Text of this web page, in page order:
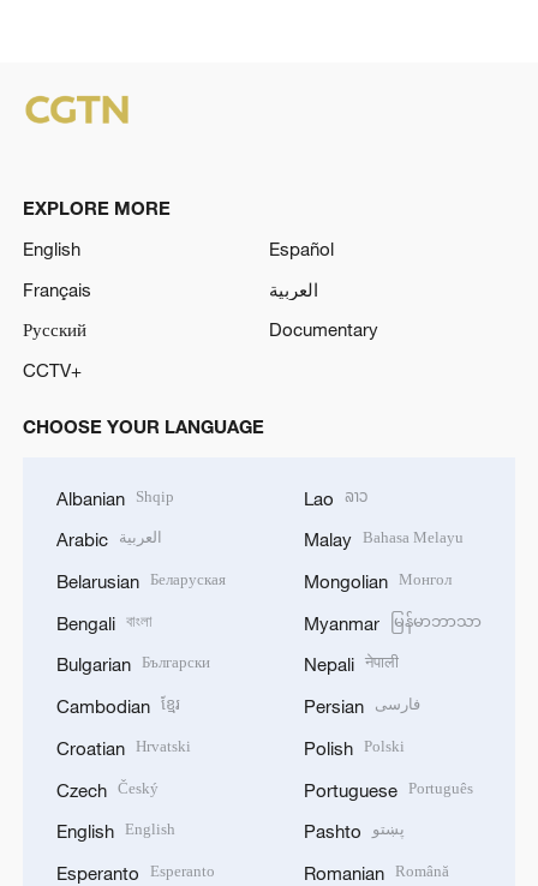
EXPLORE MORE
English
Español
Français
العربية
Русский
Documentary
CCTV+
CHOOSE YOUR LANGUAGE
Albanian Shqip
Arabic العربية
Belarusian Беларуская
Bengali বাংলা
Bulgarian Български
Cambodian ខ្មែរ
Croatian Hrvatski
Czech Český
English English
Esperanto Esperanto
Lao ລາວ
Malay Bahasa Melayu
Mongolian Монгол
Myanmar မြန်မာဘာသာ
Nepali नेपाली
Persian فارسی
Polish Polski
Portuguese Português
Pashto پښتو
Romanian Română